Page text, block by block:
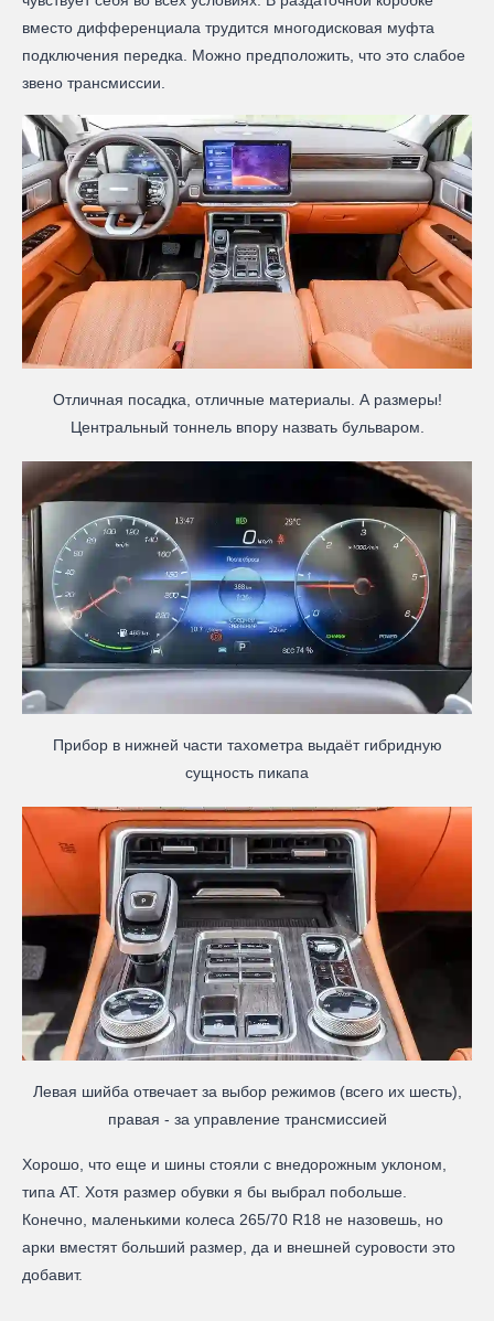
вместо дифференциала трудится многодисковая муфта
подключения передка. Можно предположить, что это слабое
звено трансмиссии.
Отличная посадка, отличные материалы. А размеры!
Центральный тоннель впору назвать бульваром.
Прибор в нижней части тахометра выдаёт гибридную
сущность пикапа
Левая шийба отвечает за выбор режимов (всего их шесть),
правая - за управление трансмиссией
Хорошо, что еще и шины стояли с внедорожным уклоном,
типа АТ. Хотя размер обувки я бы выбрал побольше.
Конечно, маленькими колеса 265/70 R18 не назовешь, но
арки вместят больший размер, да и внешней суровости это
добавит.